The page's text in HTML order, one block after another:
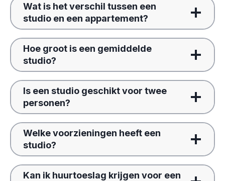
Wat is het verschil tussen een
studio en een appartement?
Hoe groot is een gemiddelde
studio?
Is een studio geschikt voor twee
personen?
Welke voorzieningen heeft een
studio?
Kan ik huurtoeslag krijgen voor een